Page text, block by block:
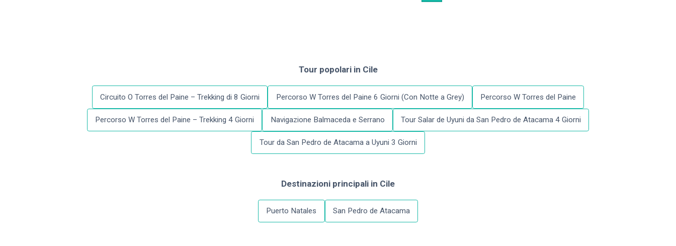
Tour popolari in Cile
Circuito O Torres del Paine – Trekking di 8 Giorni Percorso W Torres del Paine 6 Giorni (Con Notte a Grey) Percorso W Torres del Paine
Percorso W Torres del Paine – Trekking 4 Giorni Navigazione Balmaceda e Serrano Tour Salar de Uyuni da San Pedro de Atacama 4 Giorni
Tour da San Pedro de Atacama a Uyuni 3 Giorni
Destinazioni principali in Cile
Puerto Natales San Pedro de Atacama